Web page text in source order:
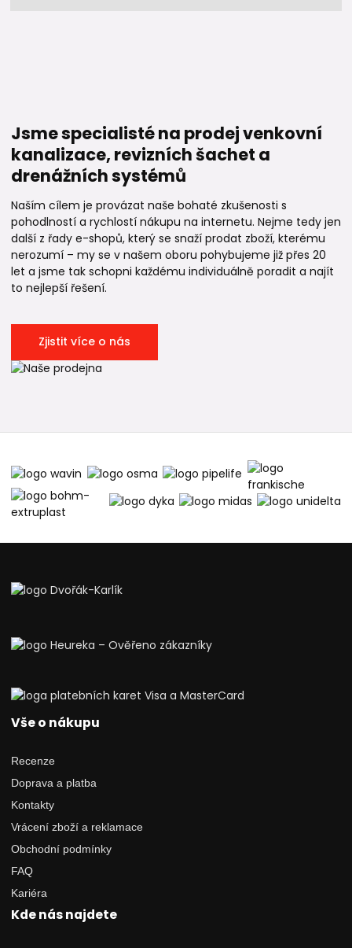
Jsme specialisté na prodej venkovní
kanalizace, revizních šachet a
drenážních systémů
Naším cílem je provázat naše bohaté zkušenosti s
pohodlností a rychlostí nákupu na internetu. Nejme tedy jen
další z řady e-shopů, který se snaží prodat zboží, kterému
nerozumí – my se v našem oboru pohybujeme již přes 20
let a jsme tak schopni každému individuálně poradit a najít
to nejlepší řešení.
Zjistit více o nás
Vše o nákupu
Recenze
Doprava a platba
Kontakty
Vrácení zboží a reklamace
Obchodní podmínky
FAQ
Kariéra
Kde nás najdete